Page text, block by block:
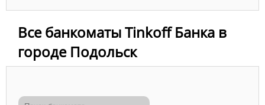
Все банкоматы Tinkoff Банка в
городе Подольск